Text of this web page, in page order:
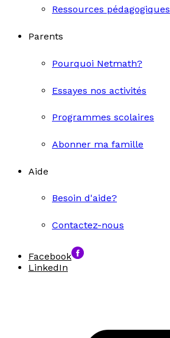
Ressources pédagogiques
Parents
Pourquoi Netmath?
Essayes nos activités
Programmes scolaires
Abonner ma famille
Aide
Besoin d'aide?
Contactez-nous
Facebook
LinkedIn